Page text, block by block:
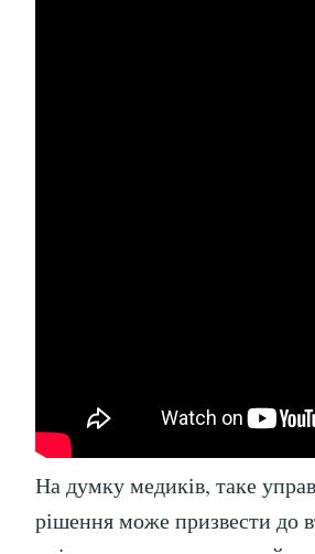
На думку медиків, таке
рішення може призвести до